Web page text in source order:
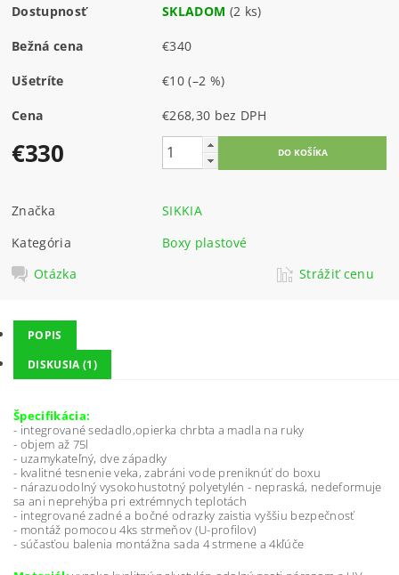
Dostupnosť SKLADOM (2 ks)
Bežná cena €340
Ušetríte €10(–2 %)
Cena €268,30 bez DPH
€330
Značka
SIKKIA
Kategória
Boxy plastové
Otázka
Strážiť cenu
POPIS
DISKUSIA (1)
Špecifikácia:
- integrované sedadlo,opierka chrbta a madla na ruky
- objem až 75l
- uzamykateľný, dve západky
- kvalitné tesnenie veka, zabráni vode preniknúť do boxu
- nárazuodolný vysokohustotný polyetylén - nepraská, nedeformuje
sa ani neprehýba pri extrémnych teplotách
- integrované zadné a bočné odrazky zaistia vyššiu bezpečnosť
- montáž pomocou 4ks strmeňov (U-profilov)
- súčasťou balenia montážna sada 4 strmene a 4kľúče